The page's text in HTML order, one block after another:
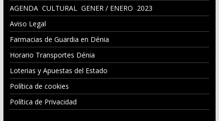
AGENDA CULTURAL GENER / ENERO 2023
Aviso Legal
Farmacias de Guardia en Dénia
Horario Transportes Dénia
Loterias y Apuestas del Estado
Política de cookies
Política de Privacidad